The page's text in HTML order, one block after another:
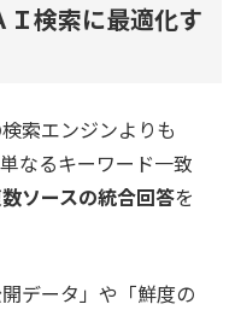
Ｉ検索に最適化す
索エンジンよりも
なるキーワード一致
ソースの統合回答を
データ」や「鮮度の